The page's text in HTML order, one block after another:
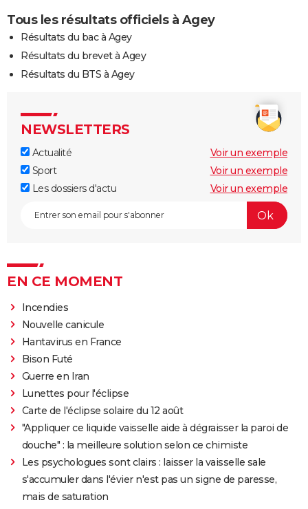
Tous les résultats officiels à Agey
Résultats du bac à Agey
Résultats du brevet à Agey
Résultats du BTS à Agey
NEWSLETTERS
Actualité
Voir un exemple
Sport
Voir un exemple
Les dossiers d'actu
Voir un exemple
EN CE MOMENT
Incendies
Nouvelle canicule
Hantavirus en France
Bison Futé
Guerre en Iran
Lunettes pour l'éclipse
Carte de l'éclipse solaire du 12 août
"Appliquer ce liquide vaisselle aide à dégraisser la paroi de
douche" : la meilleure solution selon ce chimiste
Les psychologues sont clairs : laisser la vaisselle sale
s'accumuler dans l'évier n'est pas un signe de paresse,
mais de saturation